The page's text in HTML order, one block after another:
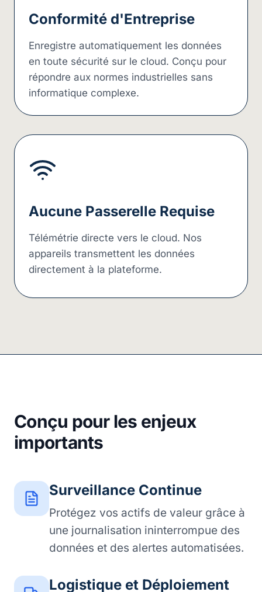
Conformité d'Entreprise
Enregistre automatiquement les données
en toute sécurité sur le cloud. Conçu pour
répondre aux normes industrielles sans
informatique complexe.
Aucune Passerelle Requise
Télémétrie directe vers le cloud. Nos
appareils transmettent les données
directement à la plateforme.
Conçu pour les enjeux
importants
Surveillance Continue
Protégez vos actifs de valeur grâce à
une journalisation ininterrompue des
données et des alertes automatisées.
Logistique et Déploiement